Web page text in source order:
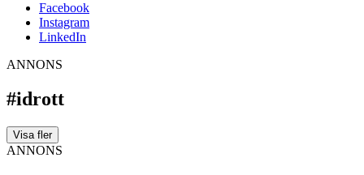
Facebook
Instagram
LinkedIn
ANNONS
#idrott
Visa fler
ANNONS